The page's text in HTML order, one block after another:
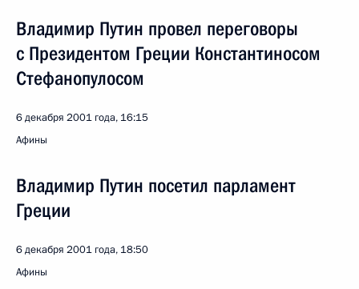
Владимир Путин провел переговоры
с Президентом Греции Константиносом
Стефанопулосом
6 декабря 2001 года, 16:15
Афины
Владимир Путин посетил парламент
Греции
6 декабря 2001 года, 18:50
Афины